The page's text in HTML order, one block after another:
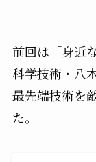
前回は「身近
科学技術・八
最先端技術を
た。